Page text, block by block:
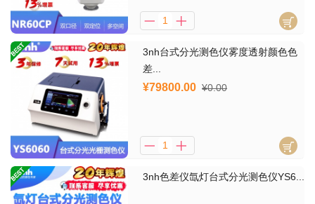
3nh台式分光测色仪雾度透射颜色色
差...
¥79800.00 ¥0.00
3nh色差仪氙灯台式分光测色仪YS6...